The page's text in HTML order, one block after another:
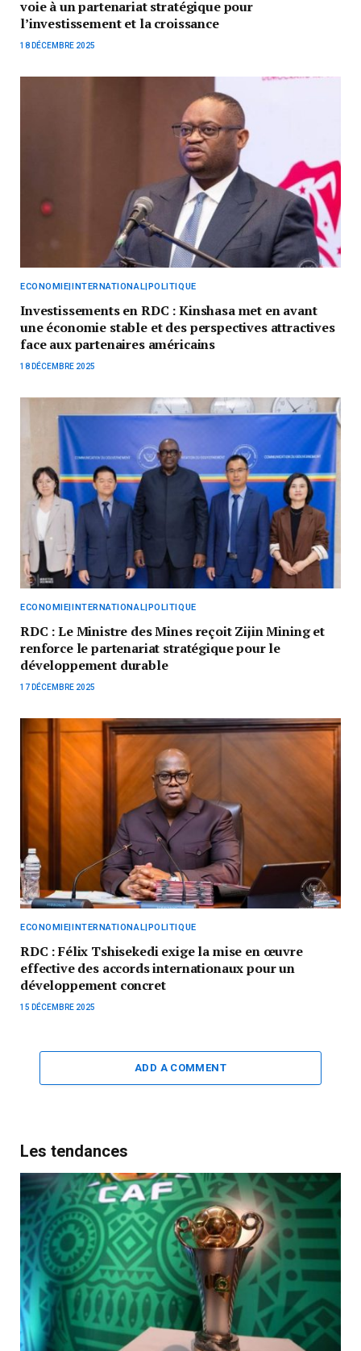
voie à un partenariat stratégique pour
l’investissement et la croissance
18 DÉCEMBRE 2025
ECONOMIE|INTERNATIONAL|POLITIQUE
Investissements en RDC : Kinshasa met en avant
une économie stable et des perspectives attractives
face aux partenaires américains
18 DÉCEMBRE 2025
ECONOMIE|INTERNATIONAL|POLITIQUE
RDC : Le Ministre des Mines reçoit Zijin Mining et
renforce le partenariat stratégique pour le
développement durable
17 DÉCEMBRE 2025
ECONOMIE|INTERNATIONAL|POLITIQUE
RDC : Félix Tshisekedi exige la mise en œuvre
effective des accords internationaux pour un
développement concret
15 DÉCEMBRE 2025
ADD A COMMENT
Les tendances